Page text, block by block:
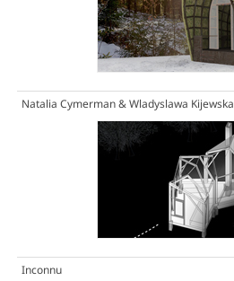
Natalia Cymerman & Wladyslawa Kijewska
Inconnu